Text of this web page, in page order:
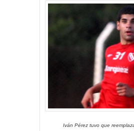
Iván Pérez tuvo que